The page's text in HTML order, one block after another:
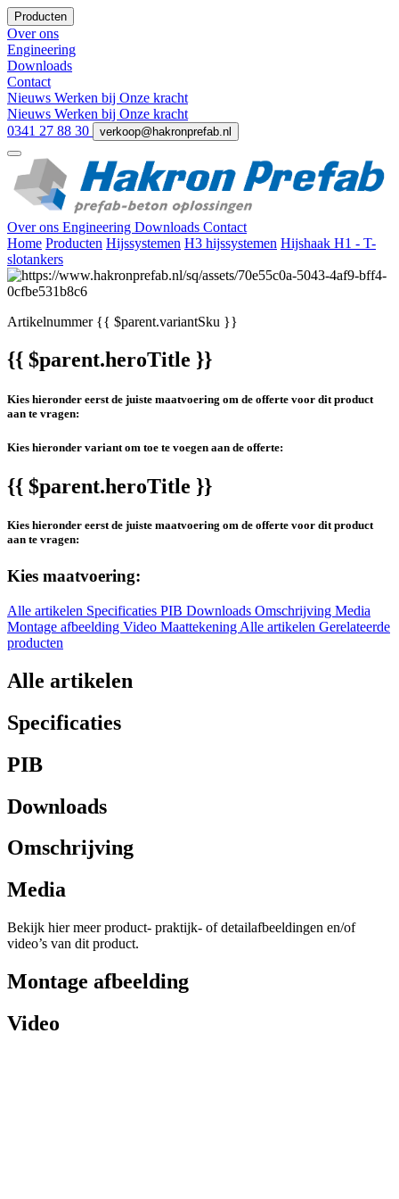
Producten
Over ons
Engineering
Downloads
Contact
Nieuws Werken bij Onze kracht
Nieuws Werken bij Onze kracht
0341 27 88 30
verkoop@hakronprefab.nl
Over ons Engineering Downloads Contact
Home Producten Hijssystemen H3 hijssystemen Hijshaak H1 - T-
slotankers
Artikelnummer{{ $parent.variantSku }}
{{ $parent.heroTitle }}
Kies hieronder eerst de juiste maatvoering om de offerte voor dit product
aan te vragen:
Kies hieronder variant om toe te voegen aan de offerte:
{{ $parent.heroTitle }}
Kies hieronder eerst de juiste maatvoering om de offerte voor dit product
aan te vragen:
Kies maatvoering:
Alle artikelen Specificaties PIB Downloads Omschrijving Media
Montage afbeelding Video Maattekening Alle artikelen Gerelateerde
producten
Alle artikelen
Specificaties
PIB
Downloads
Omschrijving
Media
Bekijk hier meer product- praktijk- of detailafbeeldingen en/of
video’s van dit product.
Montage afbeelding
Video